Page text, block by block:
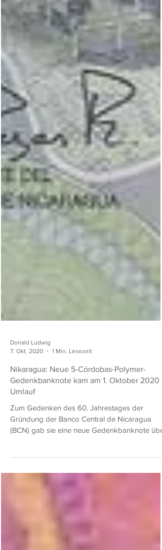
7. Okt. 2020
1 Min. Lesezeit
Nikaragua: Neue 5-Córdobas-Polymer-
Gedenkbanknote kam am 1. Oktober 2020
Umlauf
Zum Gedenken des 60. Jahrestages der
Gründung der Banco Central de Nicaragua
5 Córdobas und zusätzlich Gedenkmünzen aus
Note ist grau und auf einem Polymersubstrat
Gebäude abgebildet. Der Las-Piedrecitas-
der Gedenkbanknote zu sehen. Am 30.